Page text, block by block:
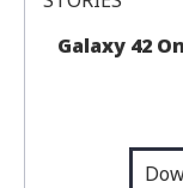
Galaxy 42